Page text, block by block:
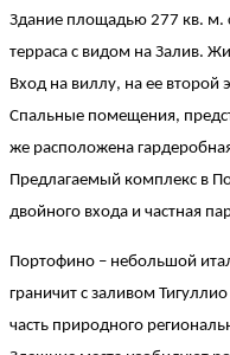
Здание площадью 277 кв. м.
терраса с видом на Залив.
Вход на виллу, на ее второй
Спальные помещения,
же расположена
Предлагаемый комплекс в
двойного входа и частная
Портофино – небольшой
граничит с заливом
часть природного